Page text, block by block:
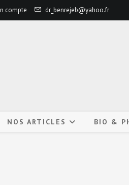
compte dr_benrejeb@yahoo.fr
NOS ARTICLES BIO &